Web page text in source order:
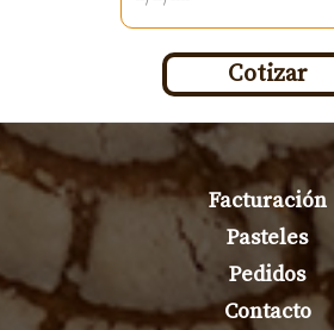
Cotizar
Facturación
Pasteles
Pedidos
Contacto